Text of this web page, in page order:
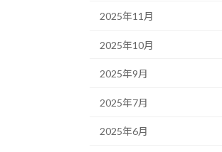
2025年11月
2025年10月
2025年9月
2025年7月
2025年6月